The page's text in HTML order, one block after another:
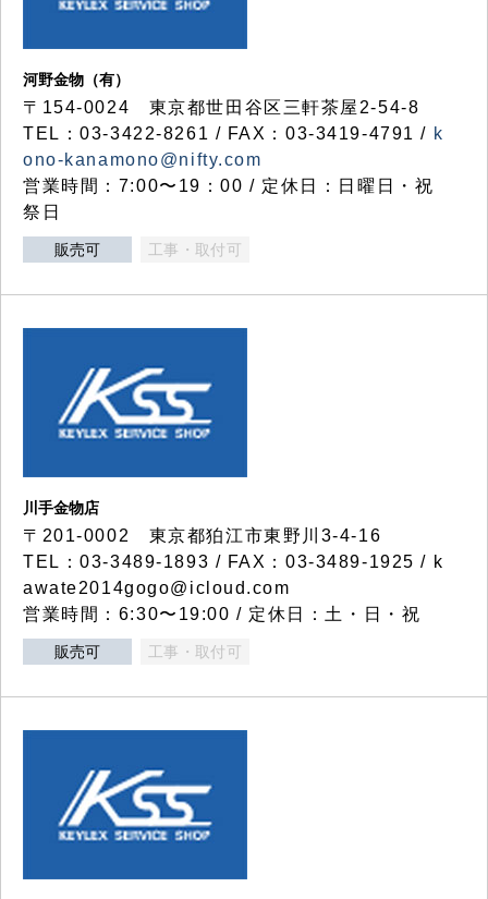
河野金物（有）
〒154-0024 東京都世田谷区三軒茶屋2-54-8
TEL：03-3422-8261 / FAX：03-3419-4791 / k
ono-kanamono@nifty.com
営業時間：7:00〜19：00 / 定休日：日曜日・祝
祭日
販売可 工事・取付可
川手金物店
〒201-0002 東京都狛江市東野川3-4-16
TEL：03-3489-1893 / FAX：03-3489-1925 / k
awate2014gogo@icloud.com
営業時間：6:30〜19:00 / 定休日：土・日・祝
販売可 工事・取付可